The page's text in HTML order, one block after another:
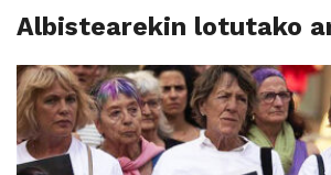
Albistearekin lotutako